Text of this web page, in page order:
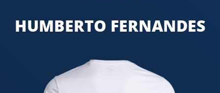
HUMBERTO FERNANDES